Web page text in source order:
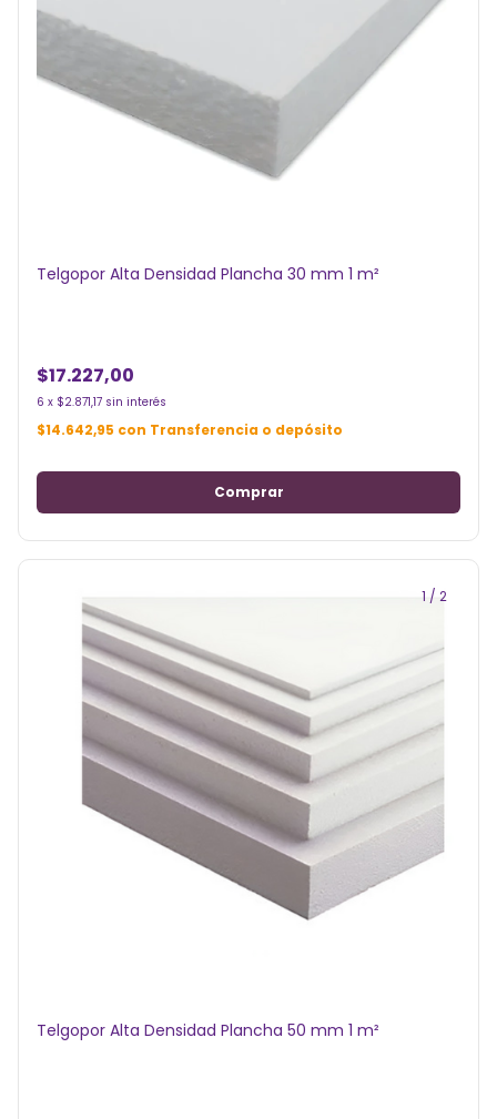
Telgopor Alta Densidad Plancha 30 mm 1 m²
$17.227,00
6 x $2.871,17 sin interés
$14.642,95 con Transferencia o depósito
1 / 2
Telgopor Alta Densidad Plancha 50 mm 1 m²